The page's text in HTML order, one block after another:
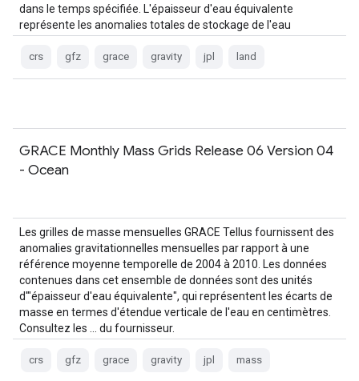
dans le temps spécifiée. L'épaisseur d'eau équivalente
représente les anomalies totales de stockage de l'eau
crs gfz grace gravity jpl land
GRACE Monthly Mass Grids Release 06 Version 04
- Ocean
Les grilles de masse mensuelles GRACE Tellus fournissent des
anomalies gravitationnelles mensuelles par rapport à une
référence moyenne temporelle de 2004 à 2010. Les données
contenues dans cet ensemble de données sont des unités
d'"épaisseur d'eau équivalente", qui représentent les écarts de
masse en termes d'étendue verticale de l'eau en centimètres.
Consultez les … du fournisseur.
crs gfz grace gravity jpl mass